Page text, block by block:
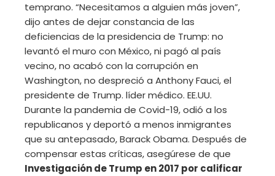
temprano. “Necesitamos a alguien más joven”,
dijo antes de dejar constancia de las
deficiencias de la presidencia de Trump: no
levantó el muro con México, ni pagó al país
vecino, no acabó con la corrupción en
Washington, no despreció a Anthony Fauci, el
presidente de Trump. líder médico. EE.UU.
Durante la pandemia de Covid-19, odió a los
republicanos y deportó a menos inmigrantes
que su antepasado, Barack Obama. Después de
compensar estas críticas, asegúrese de que
Investigación de Trump en 2017 por calificar